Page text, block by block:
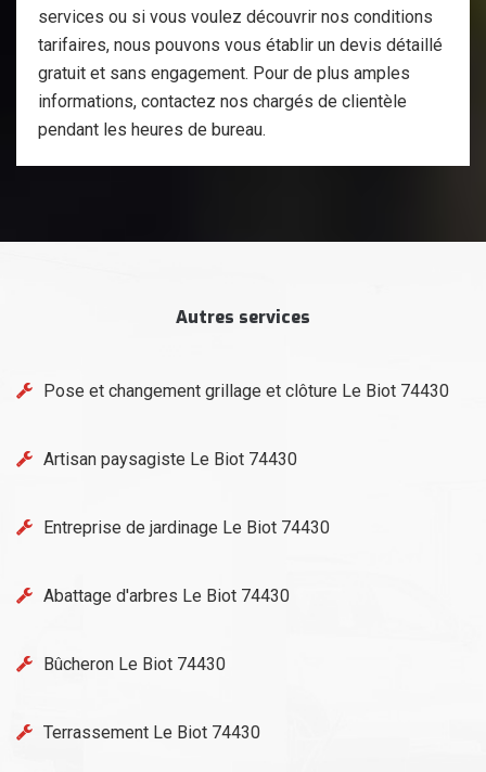
services ou si vous voulez découvrir nos conditions
tarifaires, nous pouvons vous établir un devis détaillé
gratuit et sans engagement. Pour de plus amples
informations, contactez nos chargés de clientèle
pendant les heures de bureau.
Autres services
Pose et changement grillage et clôture Le Biot 74430
Artisan paysagiste Le Biot 74430
Entreprise de jardinage Le Biot 74430
Abattage d'arbres Le Biot 74430
Bûcheron Le Biot 74430
Terrassement Le Biot 74430